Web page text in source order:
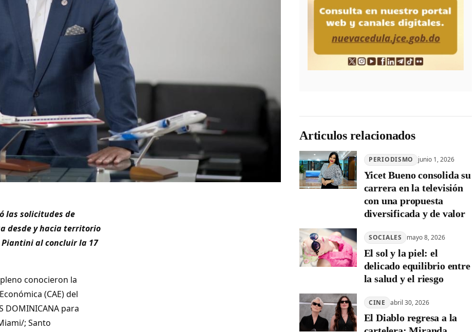
las solicitudes de
desde y hacia territorio
al concluir la 17
conocieron la
(CAE) del
DOMINICANA para
; Santo
Articulos relacionados
PERIODISMO junio 1, 2026
Yicet Bueno consolida su
carrera en la televisión
con una propuesta
diversificada y de valor
SOCIALES mayo 8, 2026
El sol y la piel: el
delicado equilibrio entre
la salud y el riesgo
CINE abril 30, 2026
El Diablo regresa a la